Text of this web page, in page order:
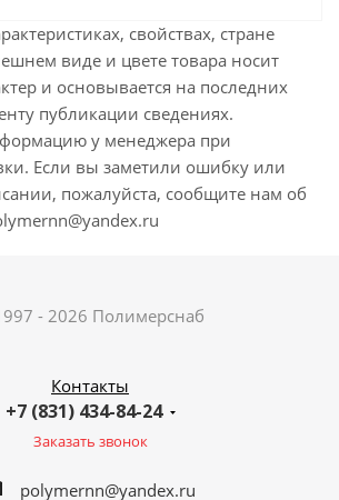
свойствах, стране
виде и цвете товара носит
и основывается на последних
публикации сведениях.
у менеджера при
Если вы заметили ошибку или
пожалуйста, сообщите нам об
- 2026 Полимерснаб
Контакты
+7 (831) 434-84-24
Заказать звонок
polymernn@yandex.ru